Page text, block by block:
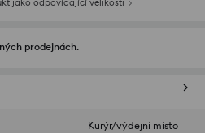
jako odpovídající velikosti
prodejnách.
Kurýr/výdejní místo